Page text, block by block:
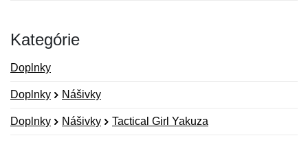
Kategórie
Doplnky
Doplnky Nášivky
Doplnky Nášivky Tactical Girl Yakuza